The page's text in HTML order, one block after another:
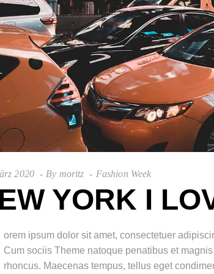
2020 By moritz Fashion Week
YORK I
orem ipsum dolor sit amet, consectetuer
Cum sociis Theme natoque penatibus et
rhoncus. Maecenas tempus, tellus eget